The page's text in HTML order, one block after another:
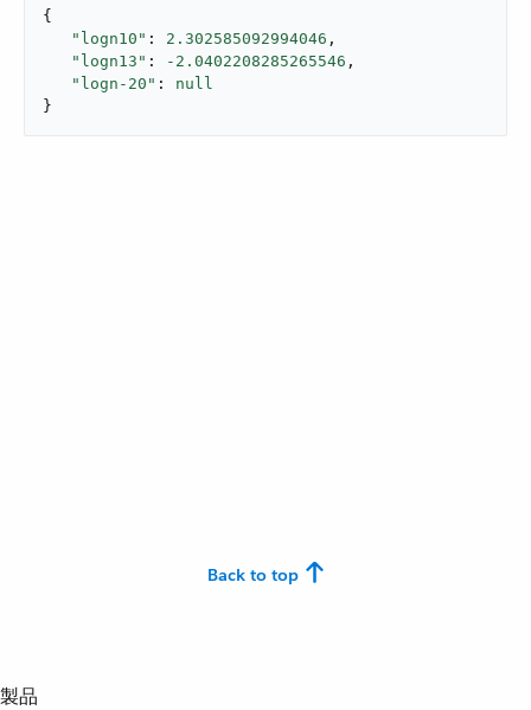
{
"logn10" : 2.302585092994046 ,
"logn13" : -2.0402208285265546 ,
"logn-20" : null
}
Back to top
製品